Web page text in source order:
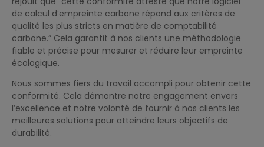
de calcul d’empreinte carbone répond aux critères de
qualité les plus stricts en matière de comptabilité
carbone.” Cela garantit à nos clients une méthodologie
fiable et précise pour mesurer et réduire leur empreinte
écologique.
Nous sommes fiers du travail accompli pour obtenir cette
conformité. Cela démontre notre engagement envers
l’excellence et notre volonté de fournir à nos clients les
meilleures solutions pour atteindre leurs objectifs de
durabilité.